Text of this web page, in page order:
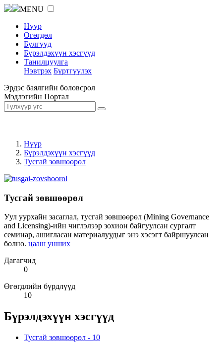
MENU
Нүүр
Өгөгдөл
Бүлгүүд
Бүрэлдэхүүн хэсгүүд
Танилцуулга
Нэвтрэх Бүртгүүлэх
Эрдэс баялгийн боловсрол
Мэдлэгийн Портал
Нүүр
Бүрэлдэхүүн хэсгүүд
Тусгай зөвшөөрөл
Тусгай зөвшөөрөл
Уул уурхайн засаглал, тусгай зөвшөөрөл (Mining Governance
and Licensing)-ийн чиглэлээр зохион байгуулсан сургалт
семинар, ашигласан материалуудыг энэ хэсэгт байршуулсан
болно. цааш унших
Дагагчид
0
Өгөгдлийн бүрдлүүд
10
Бүрэлдэхүүн хэсгүүд
Тусгай зөвшөөрөл - 10